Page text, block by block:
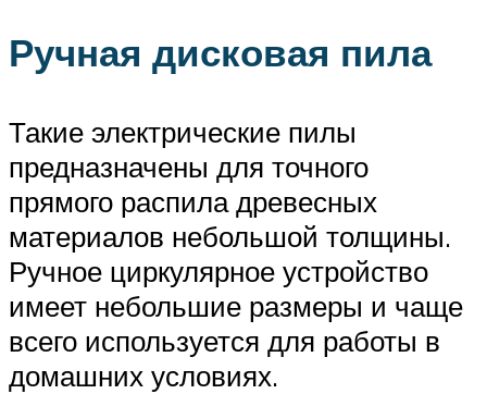
Ручная дисковая пила
Такие электрические пилы
предназначены для точного
прямого распила древесных
материалов небольшой толщины.
Ручное циркулярное устройство
имеет небольшие размеры и чаще
всего используется для работы в
домашних условиях.